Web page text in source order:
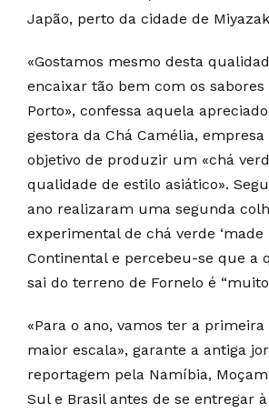
Japão, perto da cidade de
«Gostamos mesmo desta
encaixar tão bem com os sabores
Porto», confessa aquela
gestora da Chá Camélia,
objetivo de produzir um «chá
qualidade de estilo asiático».
ano realizaram uma segunda
experimental de chá verde ‘made
Continental e percebeu-se que a
sai do terreno de Fornelo é “muito
«Para o ano, vamos ter a
maior escala», garante a antiga
reportagem pela Namíbia,
Sul e Brasil antes de se entregar